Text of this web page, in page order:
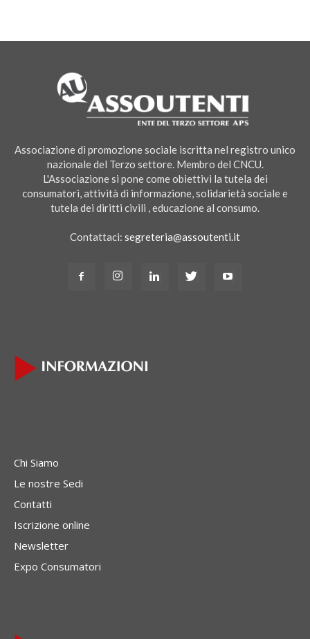
Associazione di promozione sociale iscritta nel registro unico
nazionale del Terzo settore. Membro del CNCU.
L'Associazione si pone come obiettivi la tutela dei
consumatori, attività di informazione, solidarietà sociale e
tutela dei diritti civili , educazione al consumo.
Contattaci: segreteria@assoutenti.it
Chi Siamo
Le nostre Sedi
Contatti
Iscrizione online
Newsletter
Expo Consumatori